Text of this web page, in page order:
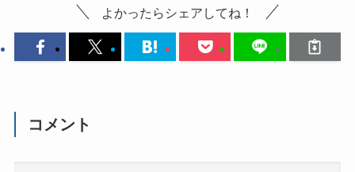
よかったらシェアしてね！
コメント